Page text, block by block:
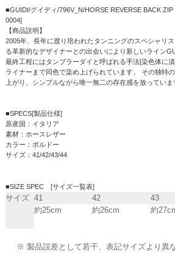
■GUIDI/グイディ/796V_N/HORSE REVERSE BACK
0004]
【商品説明】
2005年、長年に渡り培われたタンニングのスペシャリ
る革新的なデザイナーとの出会いにより新しいライン
最終工程にはタンブラーダイと呼ばれる手法[染色体に
ライナーまで同色で染め上げられています。 その独特
上がり、シンプルながら唯一無二の存在感を放っていま
■SPECS[製品仕様]
原産国：イタリア
素材：ホースレザー
カラー：ボルドー
サイズ：41/42/43/44
■SIZE SPEC [サイズ一覧表]
サイズ 41 42 43
約25cm
約26cm 約
※ 製品誤差として若干、表記サイズより異